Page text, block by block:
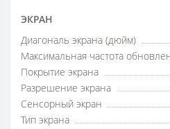
ЭКРАН
Диагональ экрана (дюйм)
Максимальная частота
Покрытие экрана
Разрешение экрана
Сенсорный экран
Тип экрана